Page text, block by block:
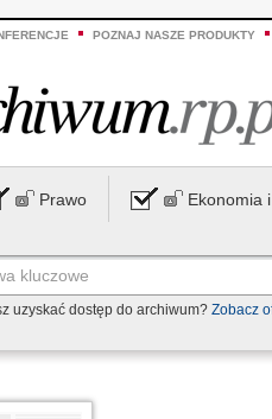
POZNAJ NASZE PRODUKTY
Prawo Ekonomia
uzyskać dostęp do archiwum? Zobacz